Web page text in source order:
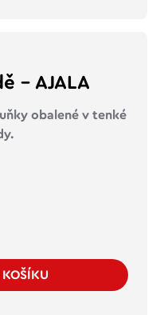
– AJALA
obalené v tenké
KOŠÍKU